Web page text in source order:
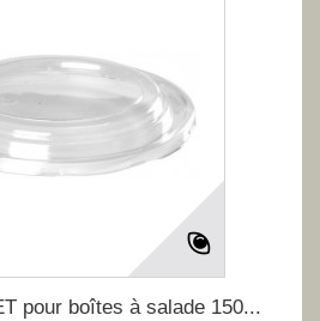
pour boîtes à salade 150...